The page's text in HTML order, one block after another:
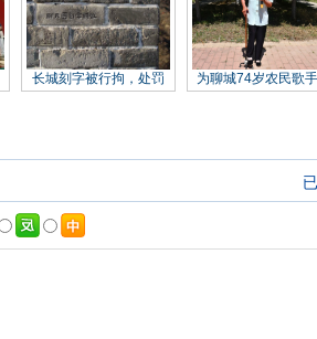
长城刻字被行拘，处罚 为聊城74岁农民歌